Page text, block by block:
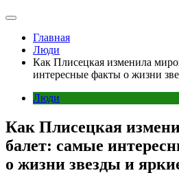
Главная
Люди
Как Плисецкая изменила
интересные факты о жизни
Люди
Как Плисецкая
балет: самые
о жизни звезды и